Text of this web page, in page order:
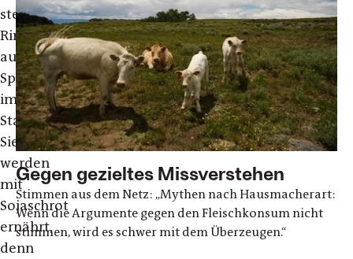
stehen
Rinder
auf
Spaltenböden
im
Stall.
Sie
werden
mit
Sojaschrot
ernährt,
denn
Gegen gezieltes Missverstehen
Stimmen aus dem Netz: „Mythen nach Hausmacherart:
Wenn die Argumente gegen den Fleischkonsum nicht
stimmen, wird es schwer mit dem Überzeugen.“